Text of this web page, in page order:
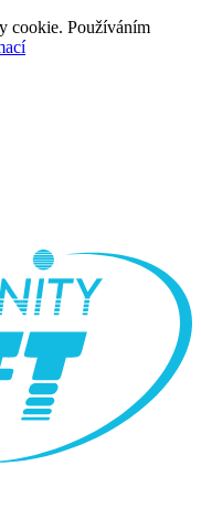
cookie. Používáním